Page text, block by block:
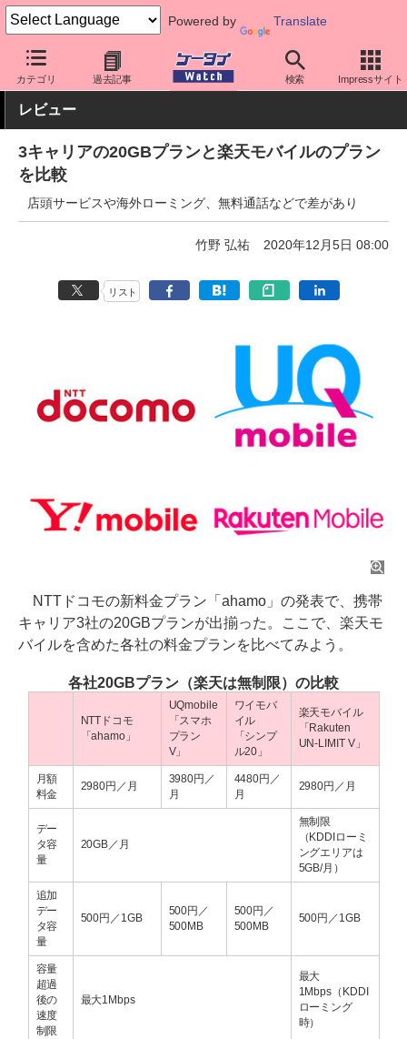
Powered by Translate
カテゴリ 過去記事 検索 Impressサイト
ケータイ Watch キャリア ドコモ 料金プラン・割引
レビュー
3キャリアの20GBプランと楽天モバイルのプラン
を比較
店頭サービスや海外ローミング、無料通話などで差があり
竹野 弘祐 2020年12月5日 08:00
リスト
NTTドコモの新料金プラン「ahamo」の発表で、携帯
キャリア3社の20GBプランが出揃った。ここで、楽天モ
バイルを含めた各社の料金プランを比べてみよう。
各社20GBプラン（楽天は無制限）の比較
NTTドコモ
「ahamo」
UQmobile
「スマホ
プラン
V」
ワイモバ
イル
「シンプ
ル20」
楽天モバイル
「Rakuten
UN-LIMIT V」
月額
料金
2980円／月
3980円／
月
4480円／
月
2980円／月
デー
タ容
量
20GB／月
無制限
（KDDIローミ
ングエリアは
5GB/月）
追加
デー
タ容
量
500円／1GB
500円／
500MB
500円／
500MB
500円／1GB
容量
超過
後の
速度
制限
最大1Mbps
最大
1Mbps（KDDI
ローミング
時）